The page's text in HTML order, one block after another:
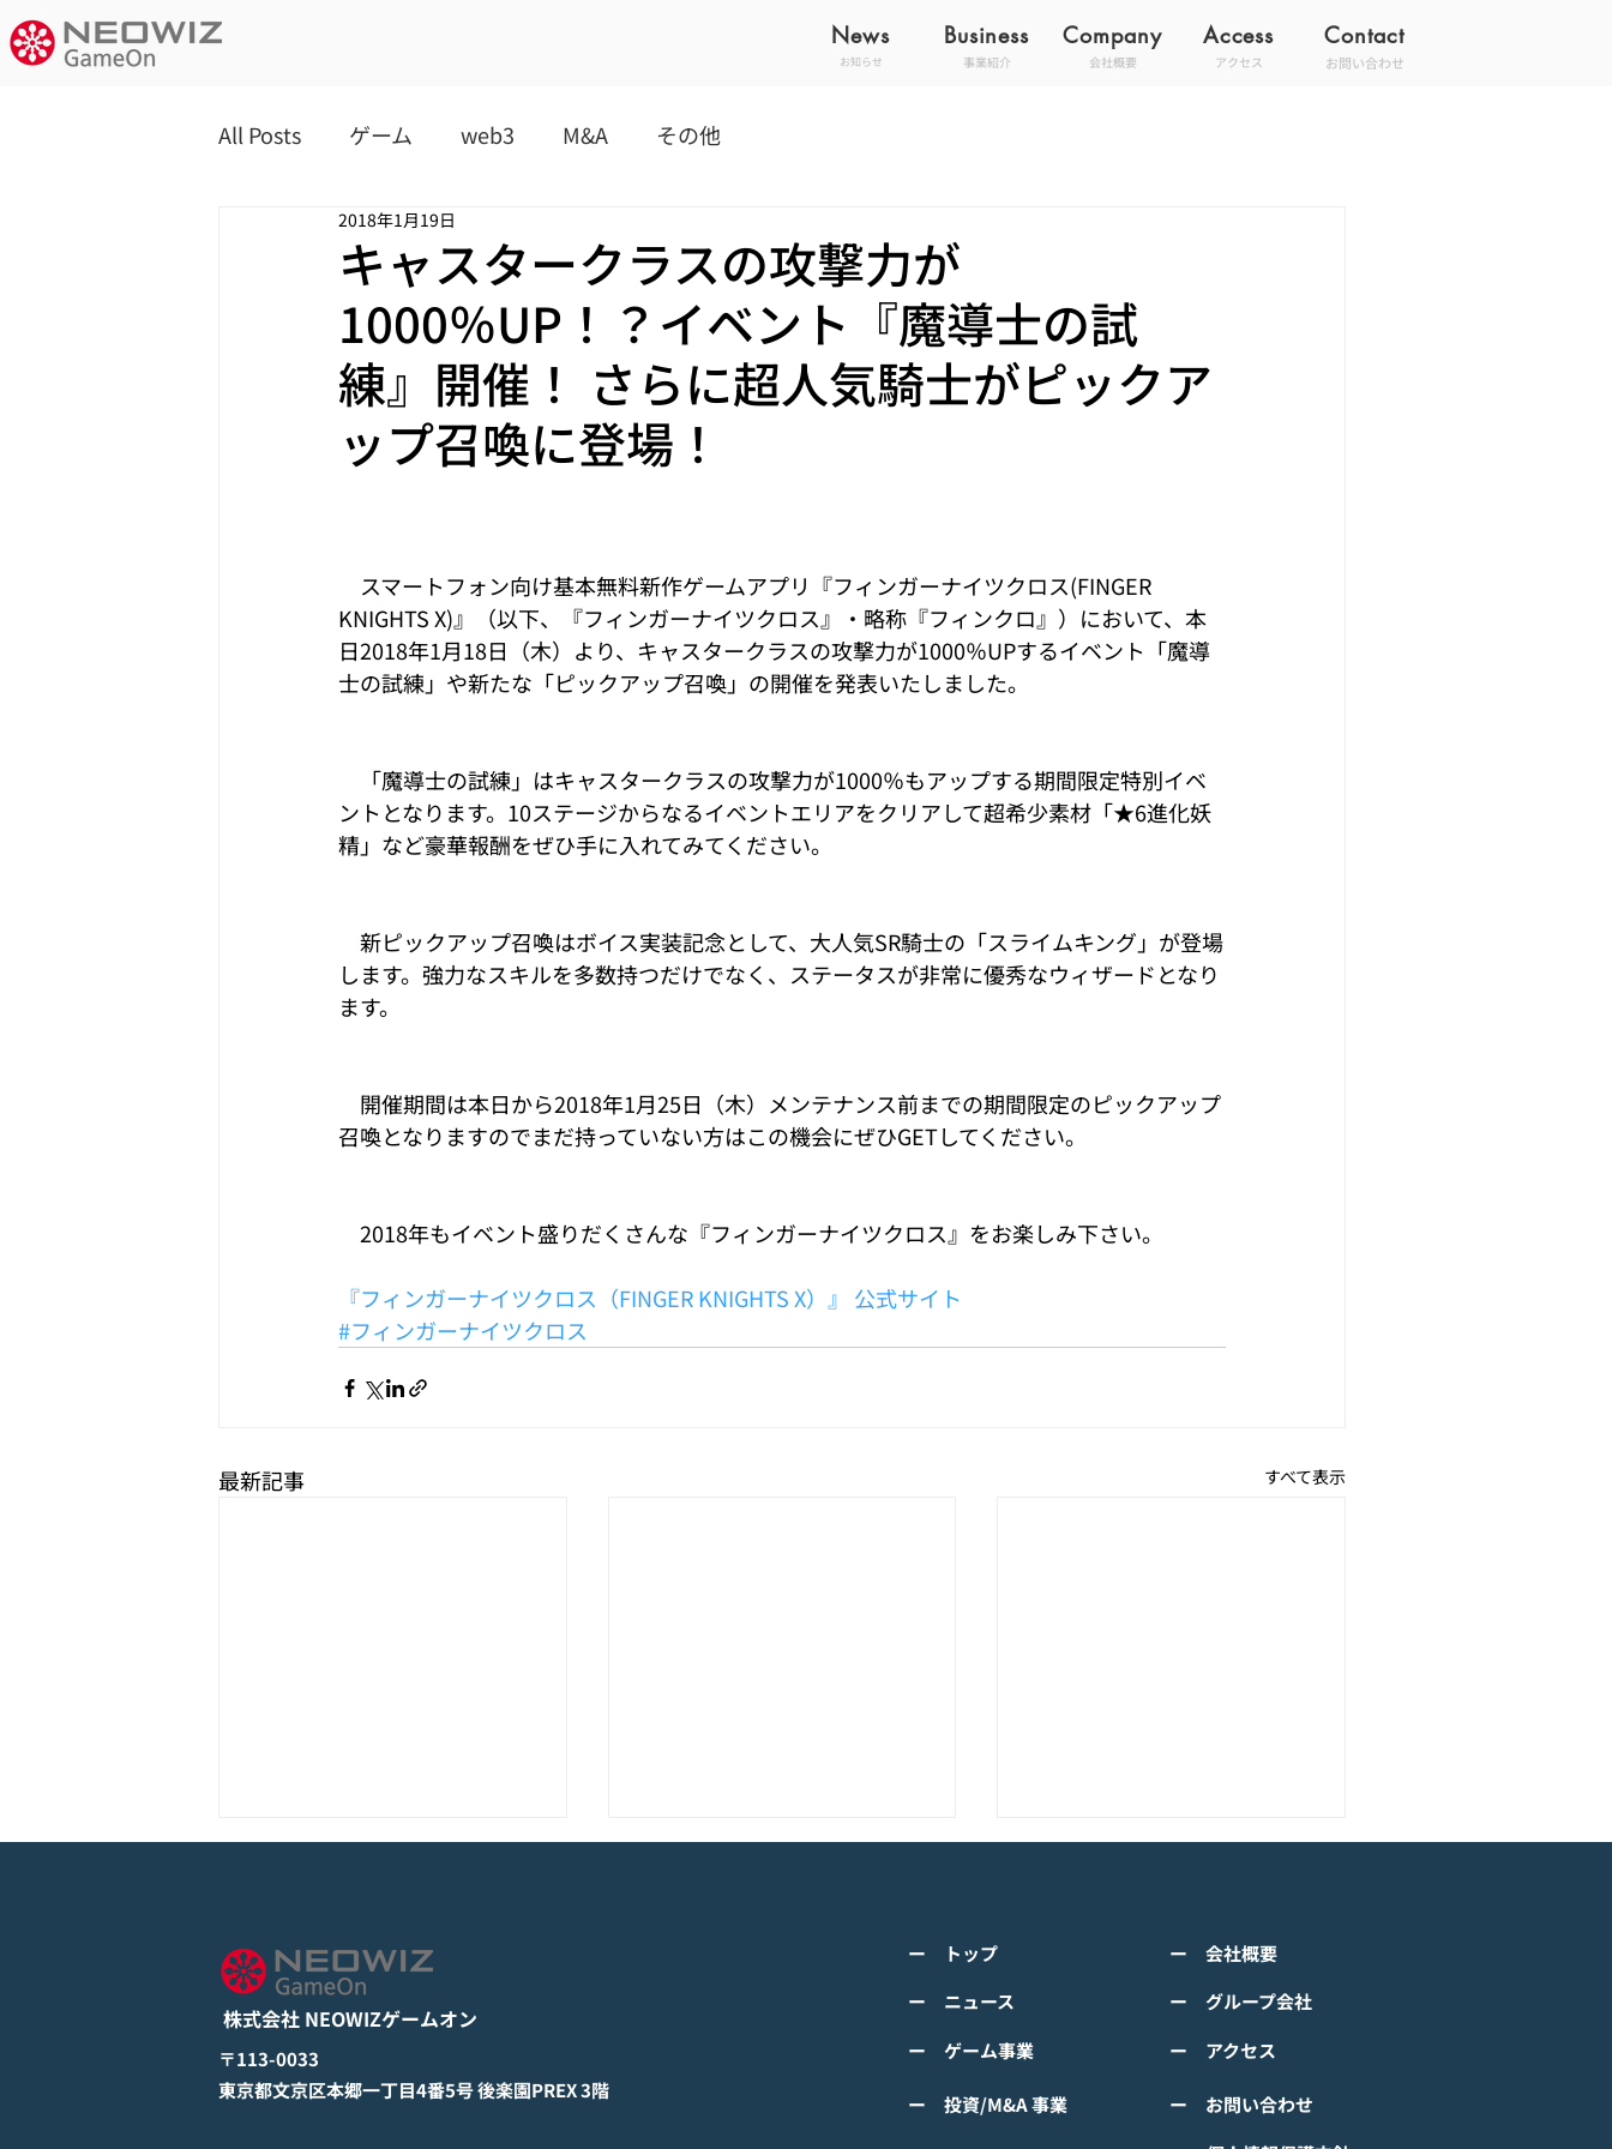
News Business
お知らせ 事業紹介
Access Contact
アクセス お問い合わせ
Company
会社概要
All Posts ゲーム web3 M&A その他
キャスタークラスの攻撃力が
1000％UP！？イベント『魔導士の試
練』開催！ さらに超人気騎士がピックア
ップ召喚に登場！
2018年1月19日
スマートフォン向け基本無料新作ゲームアプリ『フィンガーナイツクロス(FINGER
KNIGHTS X)』（以下、『フィンガーナイツクロス』・略称『フィンクロ』）において、本
日2018年1月18日（木）より、キャスタークラスの攻撃力が1000％UPするイベント「魔導
士の試練」や新たな「ピックアップ召喚」の開催を発表いたしました。
「魔導士の試練」はキャスタークラスの攻撃力が1000％もアップする期間限定特別イベ
ントとなります。10ステージからなるイベントエリアをクリアして超希少素材「★6進化妖
精」など豪華報酬をぜひ手に入れてみてください。
新ピックアップ召喚はボイス実装記念として、大人気SR騎士の「スライムキング」が登場
します。強力なスキルを多数持つだけでなく、ステータスが非常に優秀なウィザードとなり
ます。
開催期間は本日から2018年1月25日（木）メンテナンス前までの期間限定のピックアップ
召喚となりますのでまだ持っていない方はこの機会にぜひGETしてください。
2018年もイベント盛りだくさんな『フィンガーナイツクロス』をお楽しみ下さい。
『フィンガーナイツクロス（FINGER KNIGHTS X）』 公式サイト
#フィンガーナイツクロス
最新記事 すべて表示
けて正式リリース！
詳しくは下記PDFをご確認くださ
い。 【ゲームオン プレスリリ
ース】 モバイル新作『ぼのぼの
なにしてる？』 Google Play
StoreとApp Storeから全世界に
向けて正式リリース！ #ぼのぼの
超伝導体！最高のスリックバ
ス】 K-POPアイドル応援アプリ
体！最高のスリックバック・チャ
のぼの なにしてる？』<span
class="space"></span>グロ
詳しくは下記PDFをご確認くださ
い。 【ゲームオン プレスリリ
ース】 TVアニメーション 『ぼの
ぼの なにしてる？』事前登録受
株式会社 NEOWIZゲームオン
​〒113-0033
​東京都文京区本郷一丁目4番5号 後楽園PREX 3階
ー トップ
ー ニュース
ー ゲーム事業
ー 投資/M&A 事業
ー 会社概要
ー グループ会社
ー アクセス
ー お問い合わせ